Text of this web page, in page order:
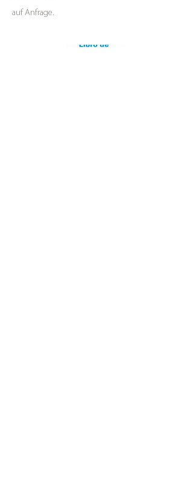
auf Anfrage.